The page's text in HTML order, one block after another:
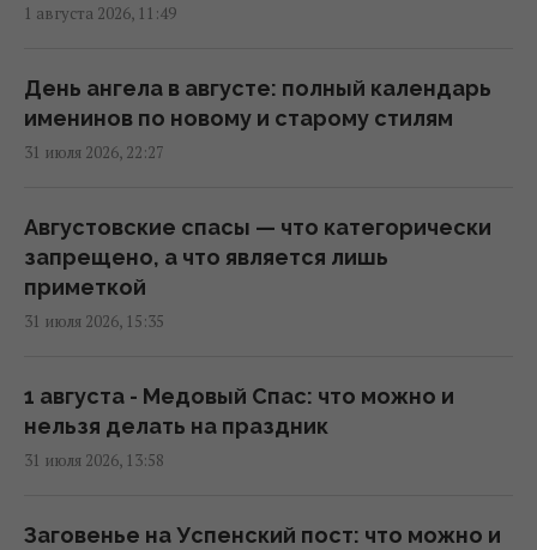
По Украине прокатится волна непогоды:
граде и шквалах
09:39 среда, 05 августа 2026
опасность: что происходит (инфографика)
08:54 среда, 05 августа 2026
5 августа киевлян ждет один из самых
08:01 среда, 05 августа 2026
Солнце успокоилось, но не полностью: что
(график)
1 августа 2026, 11:49
День ангела в августе: полный календарь
именинов по новому и старому стилям
31 июля 2026, 22:27
Августовские спасы — что категорически
запрещено, а что является лишь
приметкой
31 июля 2026, 15:35
1 августа - Медовый Спас: что можно и
нельзя делать на праздник
31 июля 2026, 13:58
Заговенье на Успенский пост: что можно и